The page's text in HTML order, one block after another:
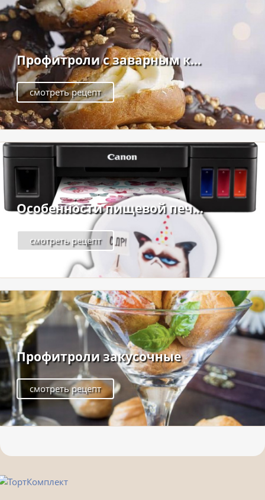
Профитроли с заварным к...
смотреть рецепт
Особенности пищевой печ...
смотреть рецепт
Профитроли закусочные
смотреть рецепт